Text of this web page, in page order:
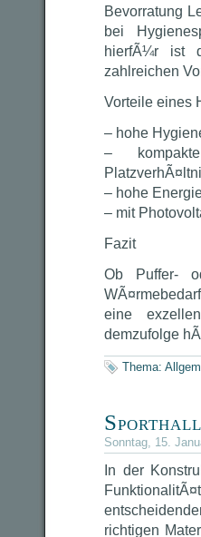
Bevorratung
bei
hierfÃ¼r ist
zahlreichen
Vorteile eines
– hohe
–
– hohe
– mit
Fazit
Ob Puffer-
eine
demzufolge
Thema:
Sonntag, 15.
In der
richtigen